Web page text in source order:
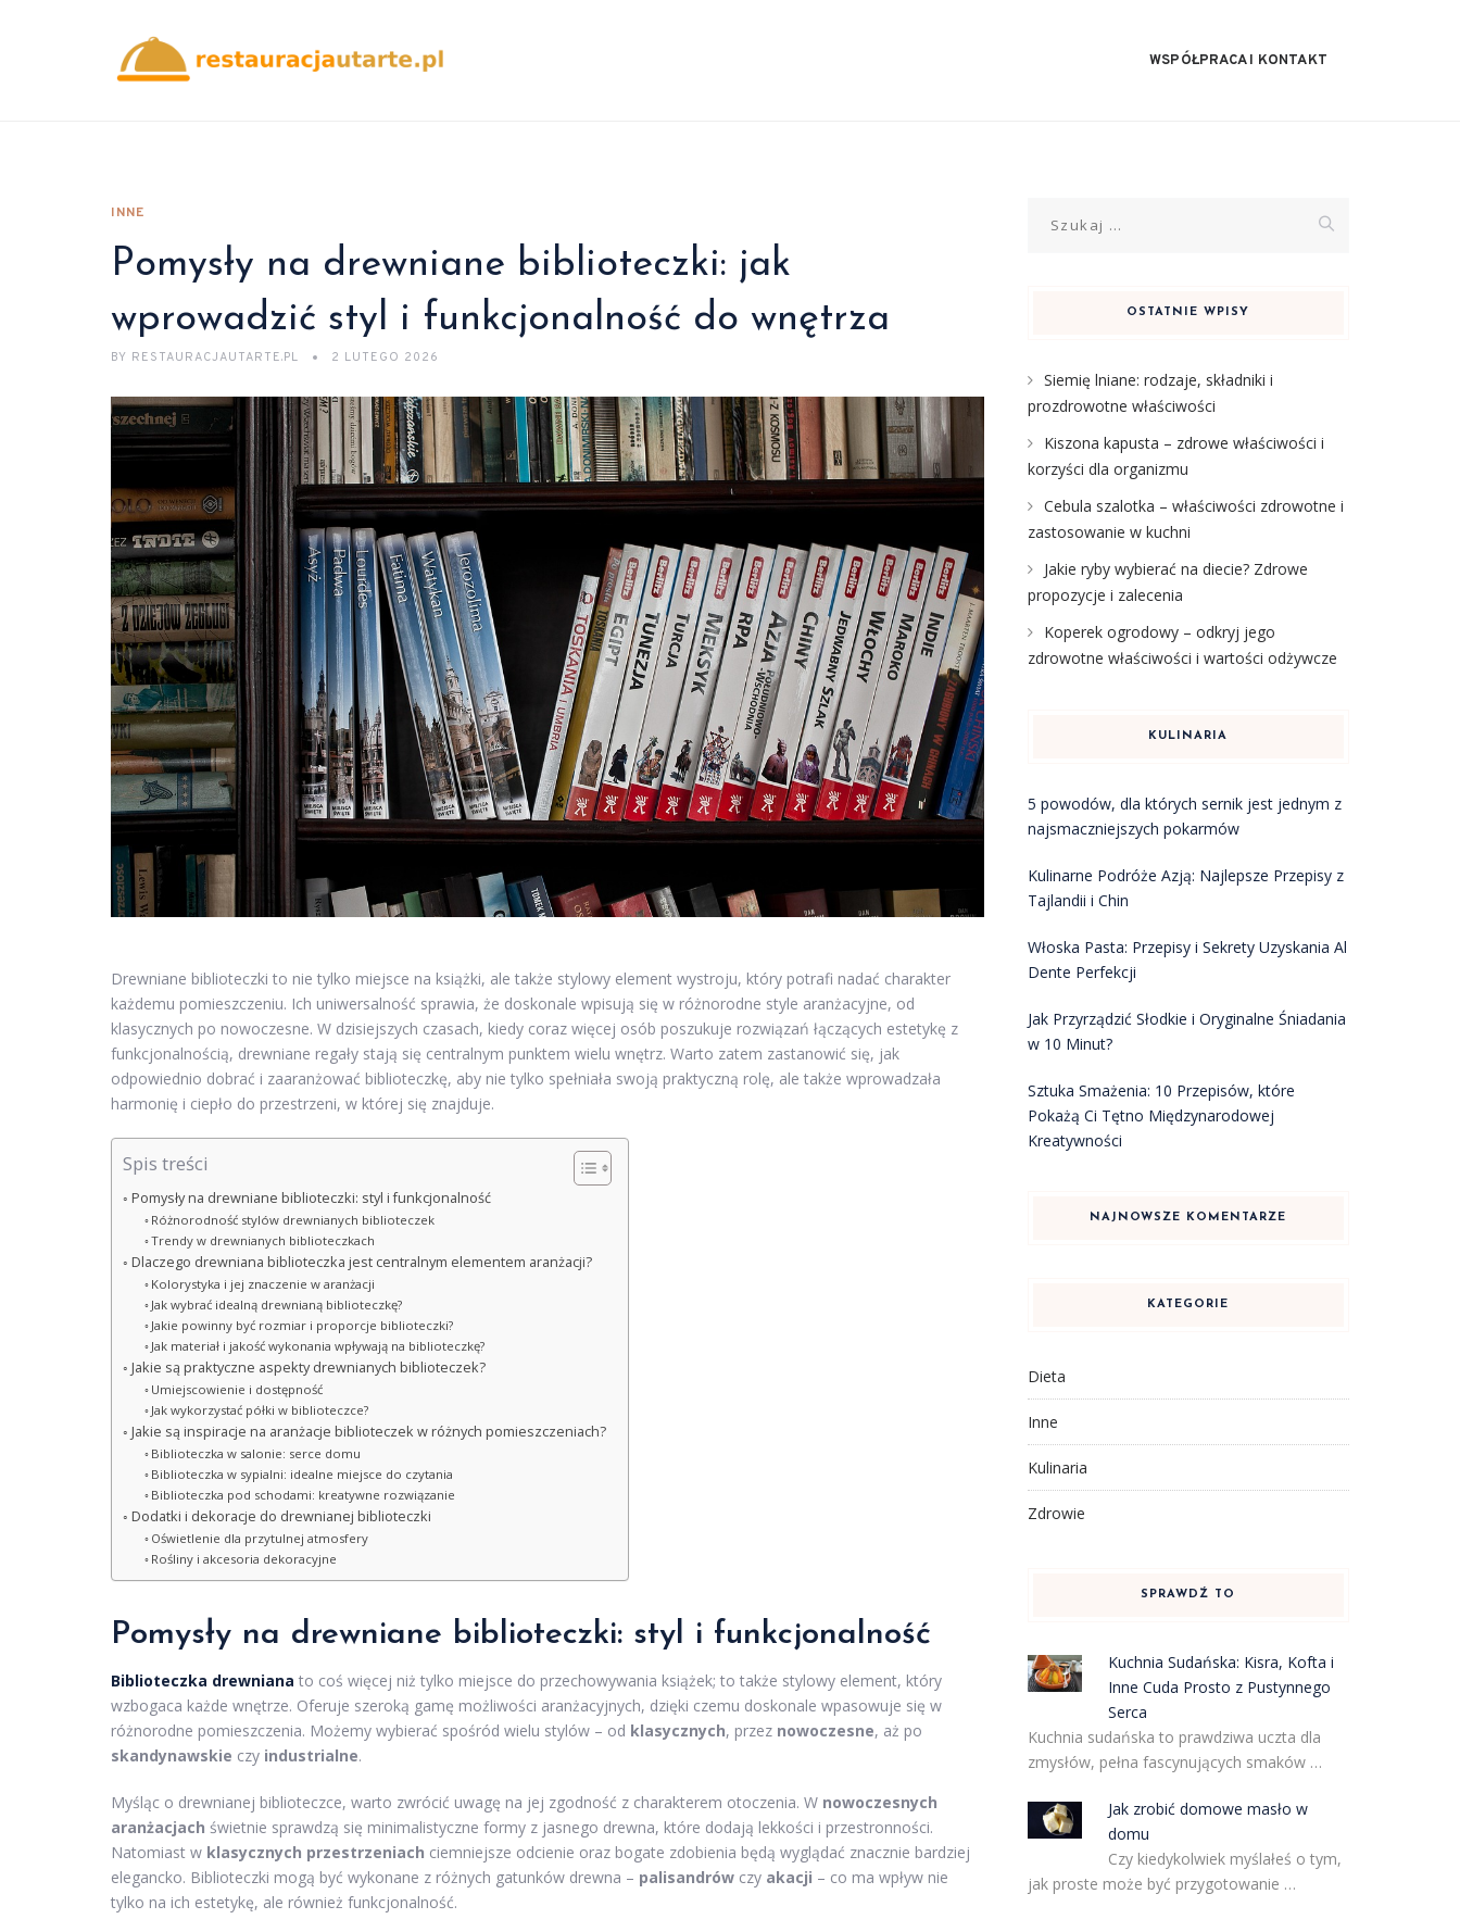
WSPÓŁPRACA I KONTAKT
INNE
Pomysły na drewniane biblioteczki: jak
wprowadzić styl i funkcjonalność do wnętrza
BY RESTAURACJAUTARTE.PL 2 LUTEGO 2026
Drewniane biblioteczki to nie tylko miejsce na książki, ale także stylowy element wystroju, który potrafi nadać charakter
każdemu pomieszczeniu. Ich uniwersalność sprawia, że doskonale wpisują się w różnorodne style aranżacyjne, od
klasycznych po nowoczesne. W dzisiejszych czasach, kiedy coraz więcej osób poszukuje rozwiązań łączących estetykę z
funkcjonalnością, drewniane regały stają się centralnym punktem wielu wnętrz. Warto zatem zastanowić się, jak
odpowiednio dobrać i zaaranżować biblioteczkę, aby nie tylko spełniała swoją praktyczną rolę, ale także wprowadzała
harmonię i ciepło do przestrzeni, w której się znajduje.
Spis treści
Pomysły na drewniane biblioteczki: styl i funkcjonalność
Różnorodność stylów drewnianych biblioteczek
Trendy w drewnianych biblioteczkach
Dlaczego drewniana biblioteczka jest centralnym elementem aranżacji?
Kolorystyka i jej znaczenie w aranżacji
Jak wybrać idealną drewnianą biblioteczkę?
Jakie powinny być rozmiar i proporcje biblioteczki?
Jak materiał i jakość wykonania wpływają na biblioteczkę?
Jakie są praktyczne aspekty drewnianych biblioteczek?
Umiejscowienie i dostępność
Jak wykorzystać półki w biblioteczce?
Jakie są inspiracje na aranżacje biblioteczek w różnych pomieszczeniach?
Biblioteczka w salonie: serce domu
Biblioteczka w sypialni: idealne miejsce do czytania
Biblioteczka pod schodami: kreatywne rozwiązanie
Dodatki i dekoracje do drewnianej biblioteczki
Oświetlenie dla przytulnej atmosfery
Rośliny i akcesoria dekoracyjne
Pomysły na drewniane biblioteczki: styl i funkcjonalność
Biblioteczka drewniana to coś więcej niż tylko miejsce do przechowywania książek; to także stylowy element, który
wzbogaca każde wnętrze. Oferuje szeroką gamę możliwości aranżacyjnych, dzięki czemu doskonale wpasowuje się w
różnorodne pomieszczenia. Możemy wybierać spośród wielu stylów – od klasycznych, przez nowoczesne, aż po
skandynawskie czy industrialne.
Myśląc o drewnianej biblioteczce, warto zwrócić uwagę na jej zgodność z charakterem otoczenia. W nowoczesnych
aranżacjach świetnie sprawdzą się minimalistyczne formy z jasnego drewna, które dodają lekkości i przestronności.
Natomiast w klasycznych przestrzeniach ciemniejsze odcienie oraz bogate zdobienia będą wyglądać znacznie bardziej
elegancko. Biblioteczki mogą być wykonane z różnych gatunków drewna – palisandrów czy akacji – co ma wpływ nie
tylko na ich estetykę, ale również funkcjonalność.
OSTATNIE WPISY
Siemię lniane: rodzaje, składniki i
prozdrowotne właściwości
Kiszona kapusta – zdrowe właściwości i
korzyści dla organizmu
Cebula szalotka – właściwości zdrowotne i
zastosowanie w kuchni
Jakie ryby wybierać na diecie? Zdrowe
propozycje i zalecenia
Koperek ogrodowy – odkryj jego
zdrowotne właściwości i wartości odżywcze
KULINARIA
5 powodów, dla których sernik jest jednym z
najsmaczniejszych pokarmów
Kulinarne Podróże Azją: Najlepsze Przepisy z
Tajlandii i Chin
Włoska Pasta: Przepisy i Sekrety Uzyskania Al
Dente Perfekcji
Jak Przyrządzić Słodkie i Oryginalne Śniadania
w 10 Minut?
Sztuka Smażenia: 10 Przepisów, które
Pokażą Ci Tętno Międzynarodowej
Kreatywności
NAJNOWSZE KOMENTARZE
KATEGORIE
Dieta
Inne
Kulinaria
Zdrowie
SPRAWDŹ TO
Kuchnia Sudańska: Kisra, Kofta i
Inne Cuda Prosto z Pustynnego
Serca
Kuchnia sudańska to prawdziwa uczta dla
zmysłów, pełna fascynujących smaków …
Jak zrobić domowe masło w
domu
Czy kiedykolwiek myślałeś o tym,
jak proste może być przygotowanie …